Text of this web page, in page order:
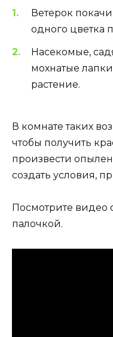
Ветерок
одного цветка
Насекомые,
мохнатые
растение.
В комнате таких
чтобы получить
произвести
создать условия,
Посмотрите видео
палочкой.